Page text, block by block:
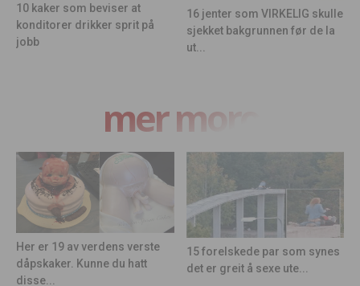
10 kaker som beviser at
konditorer drikker sprit på
jobb
16 jenter som VIRKELIG skulle
sjekket bakgrunnen før de la
ut...
mer moro
Her er 19 av verdens verste
dåpskaker. Kunne du hatt
disse...
15 forelskede par som synes
det er greit å sexe ute...